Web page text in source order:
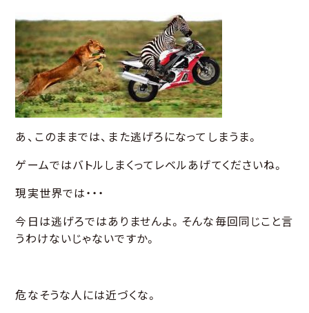
あ、このままでは、また逃げろになってしまうま。
ゲームではバトルしまくってレベルあげてくださいね。
現実世界では・・・
今日は逃げろではありませんよ。そんな毎回同じこと言
うわけないじゃないですか。
危なそうな人には近づくな。